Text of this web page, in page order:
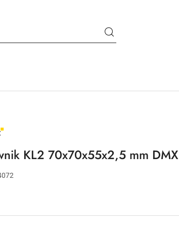
KL2 70x70x55x2,5 mm DMX